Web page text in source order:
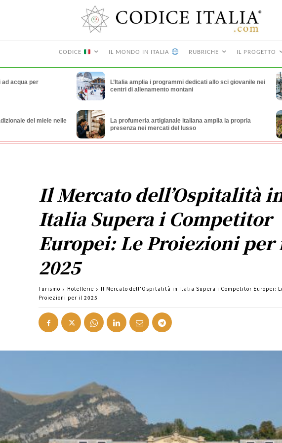
CODICE IL MONDO IN ITALIA RUBRICHE IL PROGETTO
ad acqua per
L’Italia amplia i programmi dedicati allo sci giovanile nei
centri di allenamento montani
del miele nelle
La profumeria artigianale italiana amplia la propria
presenza nei mercati del lusso
Il Mercato dell’Ospitalità
Italia Supera i Competitor
Europei: Le Proiezioni per
2025
Turismo Hotellerie
Il Mercato dell'Ospitalità in Italia Supera i Competitor Europei:
Proiezioni per il 2025